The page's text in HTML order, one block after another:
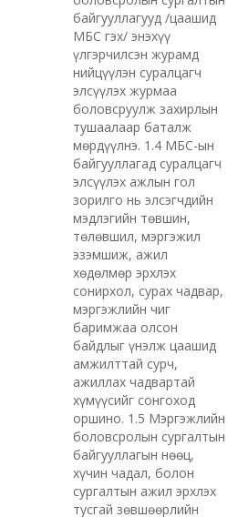
байгууллагууд /цаашид
МБС гэх/ энэхүү
үлгэрчилсэн журамд
нийцүүлэн суралцагч
элсүүлэх журмаа
боловсруулж захирлын
тушаалаар баталж
мөрдүүлнэ. 1.4 МБС-ын
байгууллагад суралцагч
элсүүлэх ажлын гол
зорилго нь элсэгчдийн
мэдлэгийн төвшин,
төлөвшил, мэргэжил
эзэмшиж, ажил
хөдөлмөр эрхлэх
сонирхол, сурах чадвар,
мэргэжлийн чиг
баримжаа олсон
байдлыг үнэлж цаашид
амжилттай сурч,
ажиллах чадвартай
хүмүүсийг сонгоход
оршино. 1.5 Мэргэжлийн
боловсролын сургалтын
байгууллагын нөөц,
хүчин чадал, болон
сургалтын ажил эрхлэх
тусгай зөвшөөрлийн